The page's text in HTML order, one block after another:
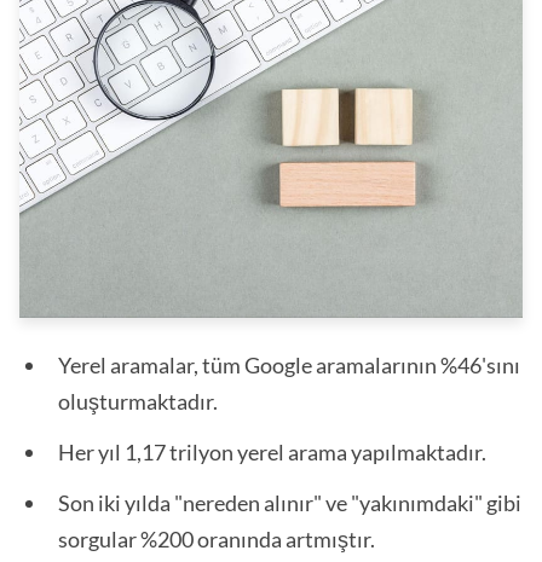
Yerel aramalar, tüm Google aramalarının %46'sını
oluşturmaktadır.
Her yıl 1,17 trilyon yerel arama yapılmaktadır.
Son iki yılda "nereden alınır" ve "yakınımdaki" gibi
sorgular %200 oranında artmıştır.